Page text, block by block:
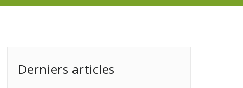
Derniers articles